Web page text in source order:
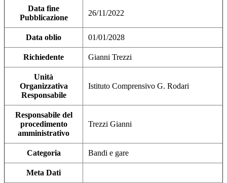
Data fine
Pubblicazione
26/11/2022
Data oblio 01/01/2028
Richiedente Gianni Trezzi
Unità
Organizzativa
Responsabile
Istituto Comprensivo G. Rodari
Responsabile del
procedimento
amministrativo
Trezzi Gianni
Categoria Bandi e gare
Meta Dati